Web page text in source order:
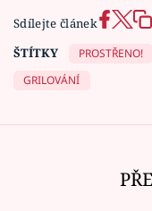
Sdílejte článek
ŠTÍTKY
PROSTŘENO!
GRILOVÁNÍ